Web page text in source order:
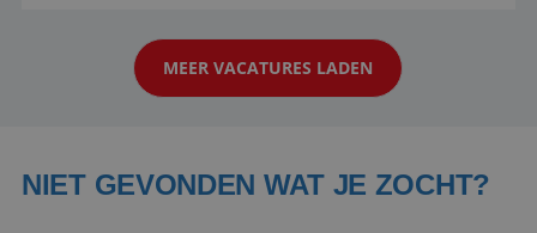
klanten te overtuigen om die droomreis te
boeken! ...
MEER VACATURES LADEN
NIET GEVONDEN WAT JE ZOCHT?